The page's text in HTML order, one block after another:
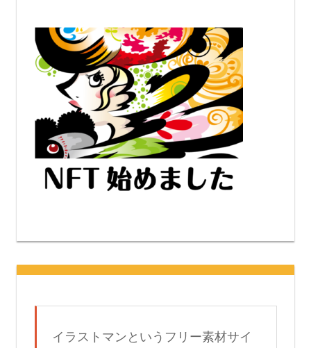
イラストマンというフリー素材サイ